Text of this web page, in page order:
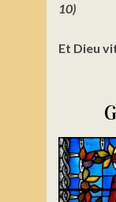
10)
Et Dieu